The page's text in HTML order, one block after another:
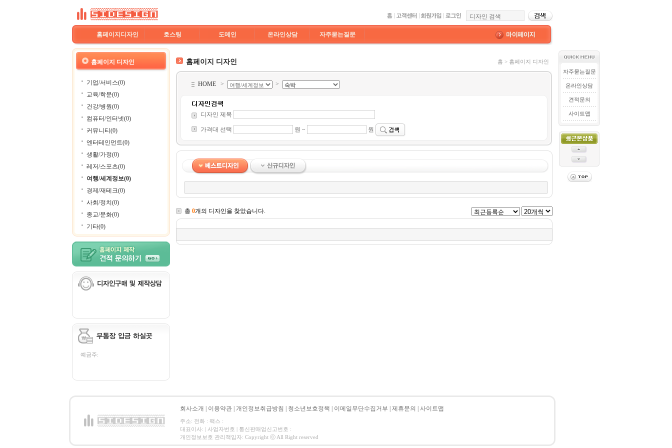
홈페이지디자인 호스팅 도메인 온라인상담 자주묻는질문
홈페이지 디자인
기업/서비스(0)
교육/학문(0)
건강/병원(0)
컴퓨터/인터넷(0)
커뮤니티(0)
엔터테인먼트(0)
생활/가정(0)
레저/스포츠(0)
여행/세계정보(0)
경제/재테크(0)
사회/정치(0)
종교/문화(0)
기타(0)
예금주:
홈페이지 디자인 홈 > 홈페이지 디자인
HOME > >
디자인 제목
가격대 선택 원 ~ 원
총 0개의 디자인을 찾았습니다.
자주묻는질문
온라인상담
견적문의
사이트맵
회사소개 이용약관 개인정보취급방침 청소년보호정책 이메일무단수집거부 제휴문의 사이트맵
주소: 전화 : 팩스 :
대표이사: | 사업자번호 | 통신판매업신고번호 :
개인정보보호 관리책임자: Copyright ⓒ All Right reserved